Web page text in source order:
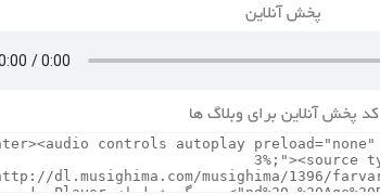
پخش آنلاین
کد پخش آنلاین برای وبلاگ ها